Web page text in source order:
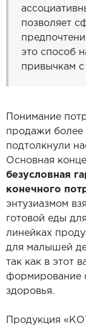
позволяет
это способ
привычкам с
Понимание
продажи более
подтолкнули
Основная
безусловная
конечного
энтузиазмом
готовой еды
линейках
для малышей
так как в этот
формирование
здоровья.
Продукция